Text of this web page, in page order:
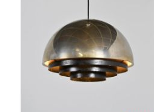
POUR FOG & MØRUP, DANEMARK,
VERS 1965
€450
HAUTEUR :30 CM
REF :7894